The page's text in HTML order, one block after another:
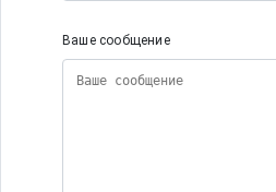
Ваше сообщение